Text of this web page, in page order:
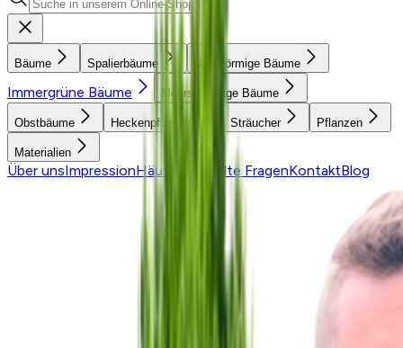
Bäume Spalierbäume Dachförmige Bäume
Immergrüne Bäume Mehrstämmige Bäume
Obstbäume Heckenpflanzen Sträucher Pflanzen
Materialien
Über unsImpressionHäufig gestellte FragenKontaktBlog